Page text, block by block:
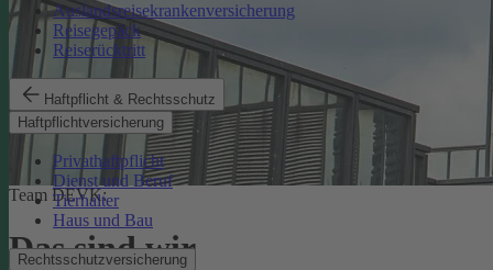
Auslandsreisekrankenversicherung
Reisegepäck
Reiserücktritt
Haftpflicht & Rechtsschutz
Haftpflichtversicherung
Privathaftpflicht
Dienst und Beruf
Tierhalter
Haus und Bau
Rechtsschutzversicherung
Team DEVK:
Das sind wir